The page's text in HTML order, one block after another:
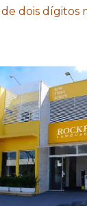
dois dígitos